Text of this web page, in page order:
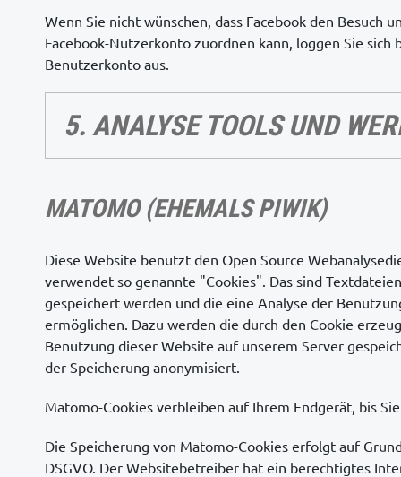
Wenn Sie nicht wünschen, dass Facebook den Besuch
Facebook-Nutzerkonto zuordnen kann, loggen Sie sich
Benutzerkonto aus.
5. ANALYSE TOOLS UND
MATOMO (EHEMALS PIWIK)
Diese Website benutzt den Open Source
verwendet so genannte "Cookies". Das sind
gespeichert werden und die eine Analyse der
ermöglichen. Dazu werden die durch den Cookie
Benutzung dieser Website auf unserem Server
der Speicherung anonymisiert.
Matomo-Cookies verbleiben auf Ihrem Endgerät, bis
Die Speicherung von Matomo-Cookies erfolgt auf
DSGVO. Der Websitebetreiber hat ein berechtigtes